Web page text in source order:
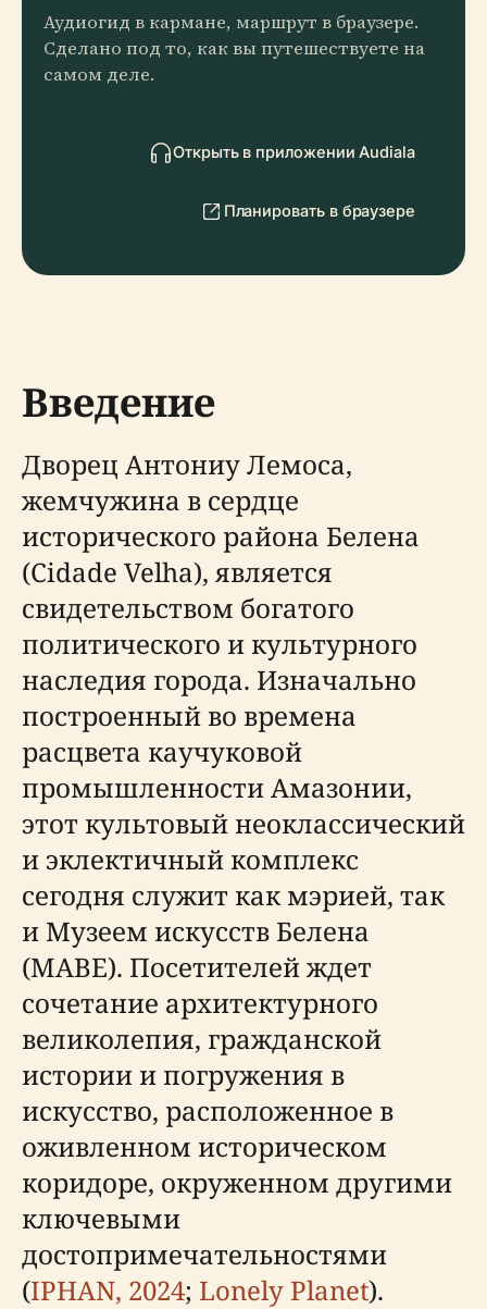
Аудиогид в кармане, маршрут в браузере.
Сделано под то, как вы путешествуете на
самом деле.
Открыть в приложении Audiala
Планировать в браузере
Введение
Дворец Антониу Лемоса,
жемчужина в сердце
исторического района Белена
(Cidade Velha), является
свидетельством богатого
политического и культурного
наследия города. Изначально
построенный во времена
расцвета каучуковой
промышленности Амазонии,
этот культовый неоклассический
и эклектичный комплекс
сегодня служит как мэрией, так
и Музеем искусств Белена
(MABE). Посетителей ждет
сочетание архитектурного
великолепия, гражданской
истории и погружения в
искусство, расположенное в
оживленном историческом
коридоре, окруженном другими
ключевыми
достопримечательностями
(IPHAN, 2024; Lonely Planet).